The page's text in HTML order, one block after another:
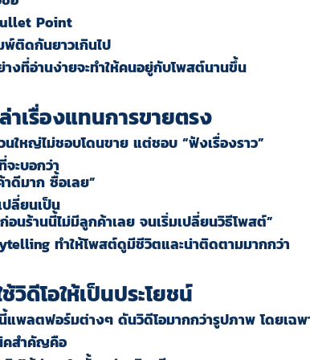
Point
พ์ติดกันยาวเกินไป
างที่อ่านง่ายจะทำให้คนอยู่กับโพสต์นานขึ้น
าเรื่องแทนการขายตรง
นใหญ่ไม่ชอบโดนขาย แต่ชอบ “ฟังเรื่องราว”
ะบอกว่า
ดีมาก ซื้อเลย”
ลี่ยนเป็น
อนร้านนี้ไม่มีลูกค้าเลย จนเริ่มเปลี่ยนวิธีโพสต์”
ทำให้โพสต์ดูมีชีวิตและน่าติดตามมากกว่า
วิดีโอให้เป็นประโยชน์
แพลตฟอร์มต่างๆ ดันวิดีโอมากกว่ารูปภาพ โดยเฉพ
คสำคัญคือ